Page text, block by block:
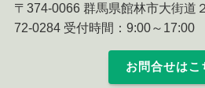
〒374-0066 群馬県館林市大街道
72-0284 受付時間：9:00～17:00
お問合せはこ